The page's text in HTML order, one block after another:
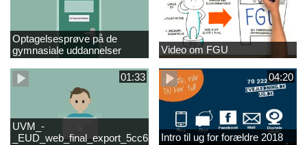
Optagelsesprøve på de
gymnasiale uddannelser
Video om FGU
01:33
UVM_-
04:20
Intro til ug for forældre 2018